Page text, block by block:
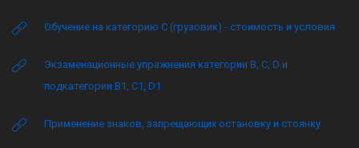
Обучение на категорию C (грузовик) - стоимость и условия
Экзаменационные упражнения категории B, C, D и
подкатегории B1, C1, D1
Применение знаков, запрещающих остановку и стоянку